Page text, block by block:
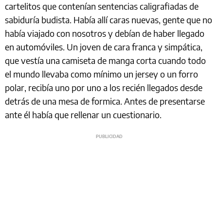
cartelitos que contenían sentencias caligrafiadas de
sabiduría budista. Había allí caras nuevas, gente que no
había viajado con nosotros y debían de haber llegado
en automóviles. Un joven de cara franca y simpática,
que vestía una camiseta de manga corta cuando todo
el mundo llevaba como mínimo un jersey o un forro
polar, recibía uno por uno a los recién llegados desde
detrás de una mesa de formica. Antes de presentarse
ante él había que rellenar un cuestionario.